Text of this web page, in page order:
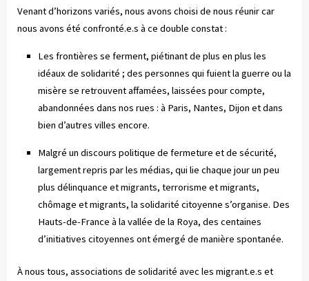
Venant d’horizons variés, nous avons choisi de nous réunir car
nous avons été confronté.e.s à ce double constat :
Les frontières se ferment, piétinant de plus en plus les
idéaux de solidarité ; des personnes qui fuient la guerre ou la
misère se retrouvent affamées, laissées pour compte,
abandonnées dans nos rues : à Paris, Nantes, Dijon et dans
bien d’autres villes encore.
Malgré un discours politique de fermeture et de sécurité,
largement repris par les médias, qui lie chaque jour un peu
plus délinquance et migrants, terrorisme et migrants,
chômage et migrants, la solidarité citoyenne s’organise. Des
Hauts-de-France à la vallée de la Roya, des centaines
d’initiatives citoyennes ont émergé de manière spontanée.
À nous tous, associations de solidarité avec les migrant.e.s et